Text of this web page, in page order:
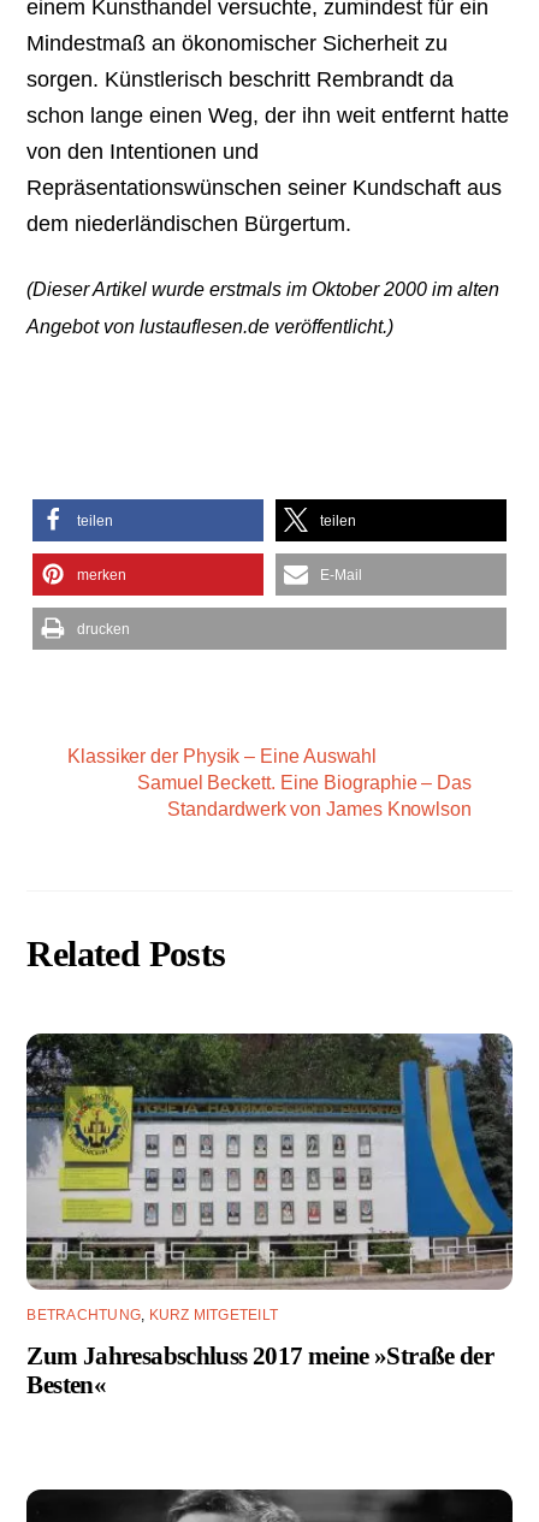
einem Kunsthandel versuchte, zumindest für ein
Mindestmaß an ökonomischer Sicherheit zu
sorgen. Künstlerisch beschritt Rembrandt da
schon lange einen Weg, der ihn weit entfernt hatte
von den Intentionen und
Repräsentationswünschen seiner Kundschaft aus
dem niederländischen Bürgertum.
(Dieser Artikel wurde erstmals im Oktober 2000 im alten
Angebot von lustauflesen.de veröffentlicht.)
teilen teilen
merken E-Mail
drucken
Klassiker der Physik – Eine Auswahl
Samuel Beckett. Eine Biographie – Das
Standardwerk von James Knowlson
Related Posts
BETRACHTUNG, KURZ MITGETEILT
Zum Jahresabschluss 2017 meine »Straße der
Besten«